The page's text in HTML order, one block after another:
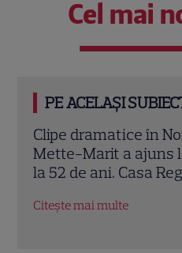
Cel mai
PE ACELAȘI
De ce demolează
din Italia. Anunțul
va fi gata noua